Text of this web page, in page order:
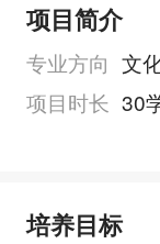
项目简介
专业方向 文
项目时长 30
培养目标